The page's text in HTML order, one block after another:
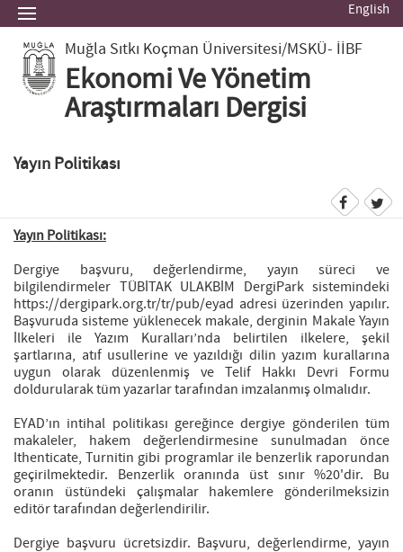
English
Muğla Sıtkı Koçman Üniversitesi/MSKÜ- İİBF
Ekonomi Ve Yönetim
Araştırmaları Dergisi
Yayın Politikası
Yayın Politikası:
Dergiye başvuru, değerlendirme, yayın süreci ve
bilgilendirmeler TÜBİTAK ULAKBİM DergiPark sistemindeki
https://dergipark.org.tr/tr/pub/eyad adresi üzerinden yapılır.
Başvuruda sisteme yüklenecek makale, derginin Makale Yayın
İlkeleri ile Yazım Kuralları’nda belirtilen ilkelere, şekil
şartlarına, atıf usullerine ve yazıldığı dilin yazım kurallarına
uygun olarak düzenlenmiş ve Telif Hakkı Devri Formu
doldurularak tüm yazarlar tarafından imzalanmış olmalıdır.
EYAD’ın intihal politikası gereğince dergiye gönderilen tüm
makaleler, hakem değerlendirmesine sunulmadan önce
Ithenticate, Turnitin gibi programlar ile benzerlik raporundan
geçirilmektedir. Benzerlik oranında üst sınır %20'dir. Bu
oranın üstündeki çalışmalar hakemlere gönderilmeksizin
editör tarafından değerlendirilir.
Dergiye başvuru ücretsizdir. Başvuru, değerlendirme, yayın